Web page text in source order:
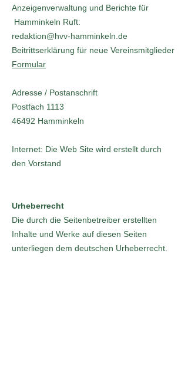
Anzeigenverwaltung und Berichte für
Hamminkeln Ruft:
redaktion@hvv-hamminkeln.de
Beitrittserklärung für neue Vereinsmitglieder
Formular
Adresse / Postanschrift
Postfach 1113
46492 Hamminkeln
Internet: Die Web Site wird erstellt durch
den Vorstand
Urheberrecht
Die durch die Seitenbetreiber erstellten
Inhalte und Werke auf diesen Seiten
unterliegen dem deutschen Urheberrecht.